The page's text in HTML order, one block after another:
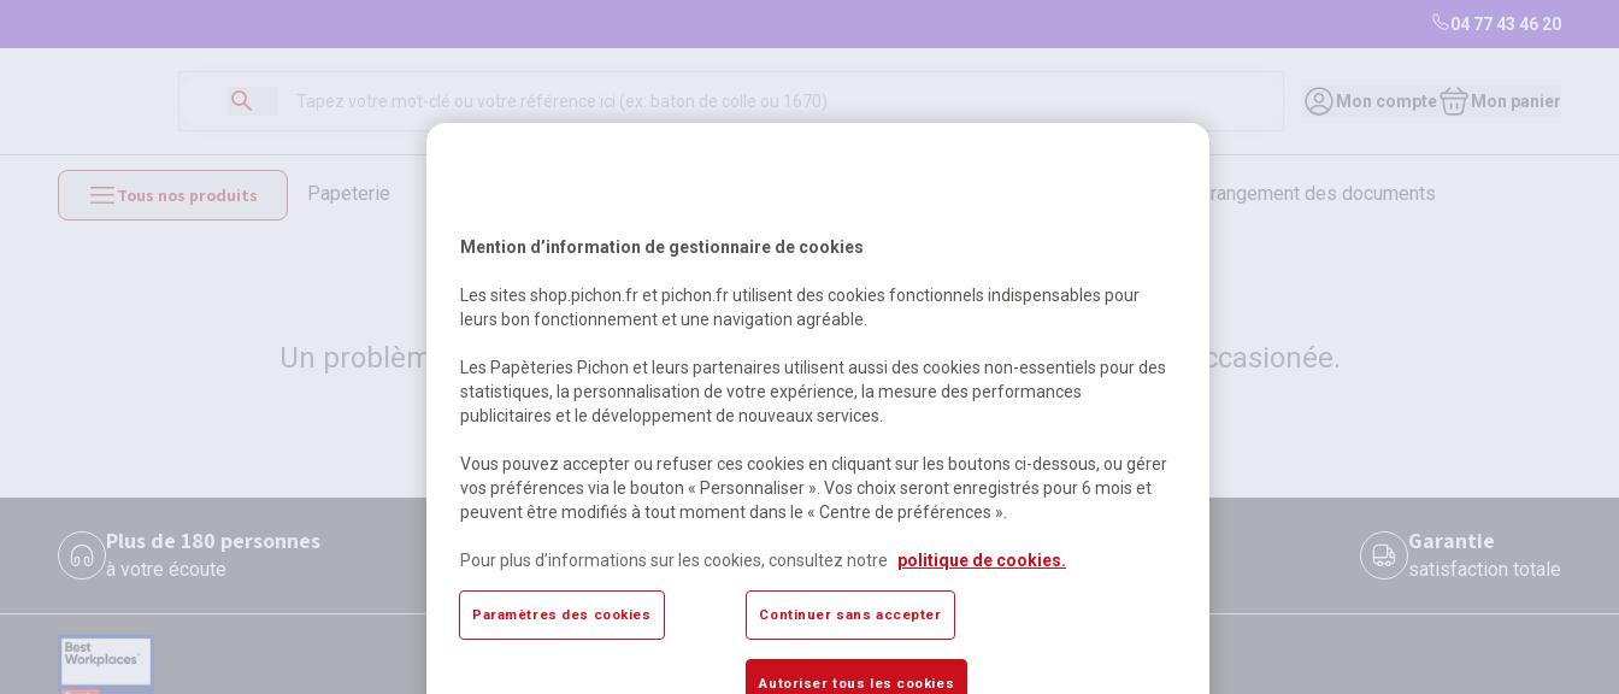
04 77 43 46 20
Mon compte Mon panier
Tous nos produits papeterie bureautique et rangement des documents
mobilier et équipements hygiène, sécurité, 1er secours outils, travaux & entretien
500
Erreur Serveur...
Un problème serveur est survenu. Veuillez nous excuser pour la gêne occasionée.
Retour Retour à l'accueil
Plus de 180 personnes
à votre écoute disponibles si validation avant 12h
Garantie
satisfaction totale
Mention d’information de gestionnaire de cookies
Les sites shop.pichon.fr et pichon.fr utilisent des cookies fonctionnels indispensables pour
leurs bon fonctionnement et une navigation agréable.
Les Papèteries Pichon et leurs partenaires utilisent aussi des cookies non-essentiels pour des
statistiques, la personnalisation de votre expérience, la mesure des performances
publicitaires et le développement de nouveaux services.
Vous pouvez accepter ou refuser ces cookies en cliquant sur les boutons ci-dessous, ou gérer
vos préférences via le bouton « Personnaliser ». Vos choix seront enregistrés pour 6 mois et
peuvent être modifiés à tout moment dans le « Centre de préférences ».
Pour plus d’informations sur les cookies, consultez notre politique de cookies.
Paramètres des cookies Continuer sans accepter
Autoriser tous les cookies